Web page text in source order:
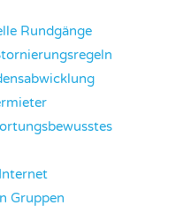
Rundgänge
Gruppen